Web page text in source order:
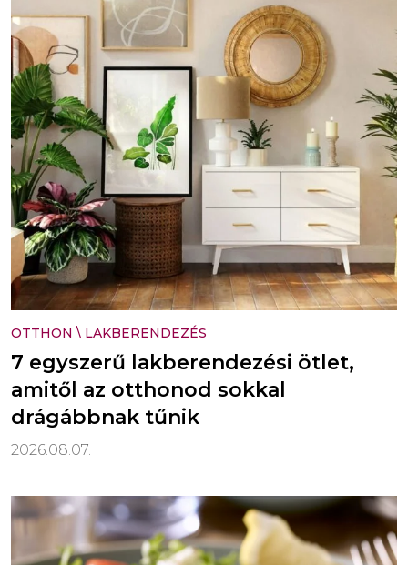
OTTHON \ LAKBERENDEZÉS
7 egyszerű lakberendezési ötlet,
amitől az otthonod sokkal
drágábbnak tűnik
2026.08.07.